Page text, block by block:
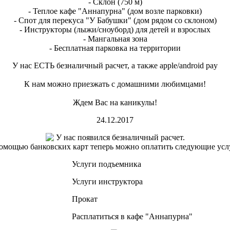
- Склон (750 м)
- Теплое кафе "Аннапурна" (дом возле парковки)
- Спот для перекуса "У Бабушки" (дом рядом со склоном)
- Инструкторы (лыжи/сноуборд) для детей и взрослых
- Мангальная зона
- Бесплатная парковка на территории
У нас ЕСТЬ безналичный расчет, а также apple/android pay
К нам можно приезжать с домашними любимцами!
Ждем Вас на каникулы!
24.12.2017
У нас появился безналичный расчет.
банковских карт теперь можно оплатить следующие
Услуги подъемника
Услуги инструктора
Прокат
Расплатиться в кафе "Аннапурна"